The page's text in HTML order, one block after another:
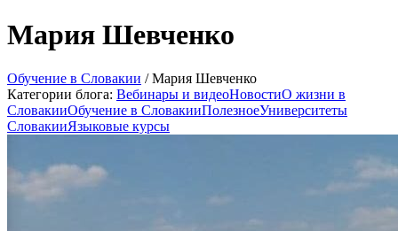
Мария Шевченко
Обучение в Словакии /Мария Шевченко
Категории блога: Вебинары и видеоНовостиО жизни в
СловакииОбучение в СловакииПолезноеУниверситеты
СловакииЯзыковые курсы